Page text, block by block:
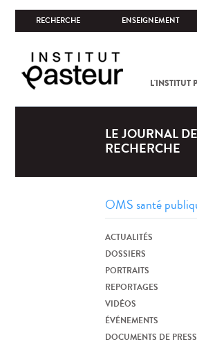
RECHERCHE ENSEIGNEMENT
L'INSTITUT
LE JOURNAL
RECHERCHE
ACTUALITÉS
DOSSIERS
PORTRAITS
REPORTAGES
VIDÉOS
ÉVÉNEMENTS
DOCUMENTS DE